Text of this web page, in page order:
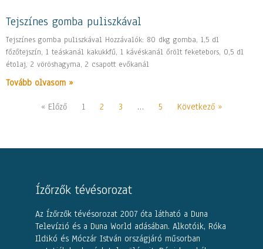
Tejszínes gomba puliszkával
Tejszínes gomba puliszkával Hozzávalók: 80 dkg gomba, 1,5 dl
főzőtejszín, 1 teáskanál kakukkfű, 1 kávéskanál őrölt feketebors, 0,5 dl
étolaj, 2 vöröshagyma, 2 csapott evőkanál
Tovább olvasom »
« Előző 1 2 3 … 5 Következő »
Ízőrzők tévésorozat
Az Ízőrzők tévésorozat 2007 óta látható a Duna
Televízió és a Duna World adásában. Alkotóik, Róka
Ildikó és Móczár István országjáró műsorban